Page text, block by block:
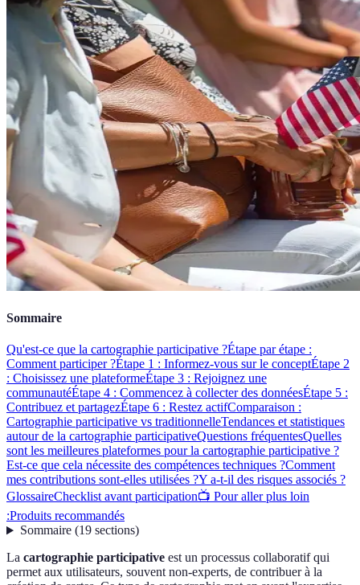
Sommaire
Qu'est-ce que la cartographie participative ?Étape par étape :
Comment participer ?Étape 1 : Informez-vous sur le conceptÉtape 2
: Choisissez une plateformeÉtape 3 : Rejoignez une
communautéÉtape 4 : Commencez à collecter des donnéesÉtape 5 :
Contribuez et partagezÉtape 6 : Restez actifComparaison :
Cartographie participative vs traditionnelleTendances et statistiques
autour de la cartographie participativeQuestions fréquentesQuelles
sont les meilleures plateformes pour la cartographie participative ?
Est-ce que cela nécessite des compétences techniques ?Comment
mes contributions sont-elles utilisées ?Y a-t-il des risques associés ?
GlossaireChecklist avant participation📺 Pour aller plus loin
:Produits recommandés
Sommaire(19 sections)
La cartographie participative est un processus collaboratif qui
permet aux utilisateurs, souvent non-experts, de contribuer à la